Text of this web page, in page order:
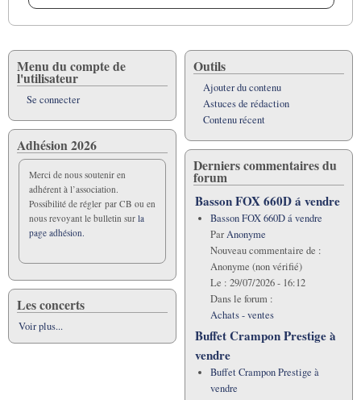
Menu du compte de
l'utilisateur
Se connecter
Adhésion 2026
Merci de nous soutenir en
adhérent à l’association.
Possibilité de régler par CB ou en
nous revoyant le bulletin sur la
page adhésion.
Les concerts
Voir plus...
Outils
Ajouter du contenu
Astuces de rédaction
Contenu récent
Derniers commentaires du
forum
Basson FOX 660D á vendre
Basson FOX 660D á vendre
ParAnonyme
Nouveau commentaire de :
Anonyme (non vérifié)
Le : 29/07/2026 - 16:12
Dans le forum :
Achats - ventes
Buffet Crampon Prestige à
vendre
Buffet Crampon Prestige à
vendre